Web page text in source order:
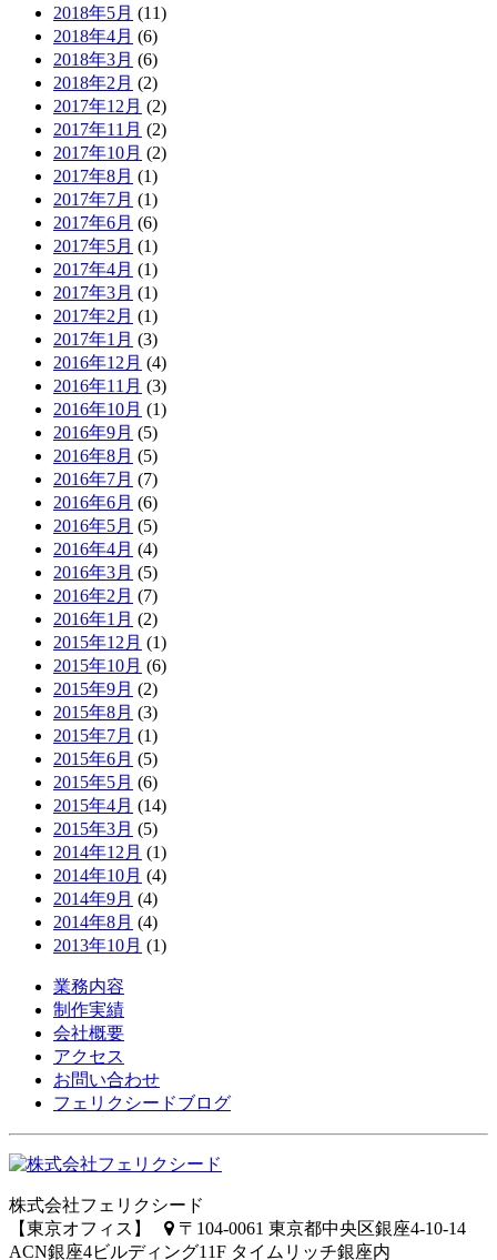
2018年5月 (11)
2018年4月 (6)
2018年3月 (6)
2018年2月 (2)
2017年12月 (2)
2017年11月 (2)
2017年10月 (2)
2017年8月 (1)
2017年7月 (1)
2017年6月 (6)
2017年5月 (1)
2017年4月 (1)
2017年3月 (1)
2017年2月 (1)
2017年1月 (3)
2016年12月 (4)
2016年11月 (3)
2016年10月 (1)
2016年9月 (5)
2016年8月 (5)
2016年7月 (7)
2016年6月 (6)
2016年5月 (5)
2016年4月 (4)
2016年3月 (5)
2016年2月 (7)
2016年1月 (2)
2015年12月 (1)
2015年10月 (6)
2015年9月 (2)
2015年8月 (3)
2015年7月 (1)
2015年6月 (5)
2015年5月 (6)
2015年4月 (14)
2015年3月 (5)
2014年12月 (1)
2014年10月 (4)
2014年9月 (4)
2014年8月 (4)
2013年10月 (1)
業務内容
制作実績
会社概要
アクセス
お問い合わせ
フェリクシードブログ
株式会社フェリクシード
【東京オフィス】
〒104-0061 東京都中央区銀座4-10-14
ACN銀座4ビルディング11F タイムリッチ銀座内